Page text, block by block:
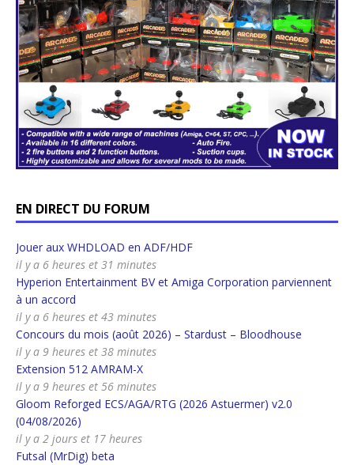
EN DIRECT DU FORUM
Jouer aux WHDLOAD en ADF/HDF
il y a 6 heures et 31 minutes
Hyperion Entertainment BV et Amiga Corporation parviennent
à un accord
il y a 6 heures et 43 minutes
Concours du mois (août 2026) – Stardust – Bloodhouse
il y a 9 heures et 38 minutes
Extension 512 AMRAM-X
il y a 9 heures et 56 minutes
Gloom Reforged ECS/AGA/RTG (2026 Astuermer) v2.0
(04/08/2026)
il y a 2 jours et 17 heures
Futsal (MrDig) beta